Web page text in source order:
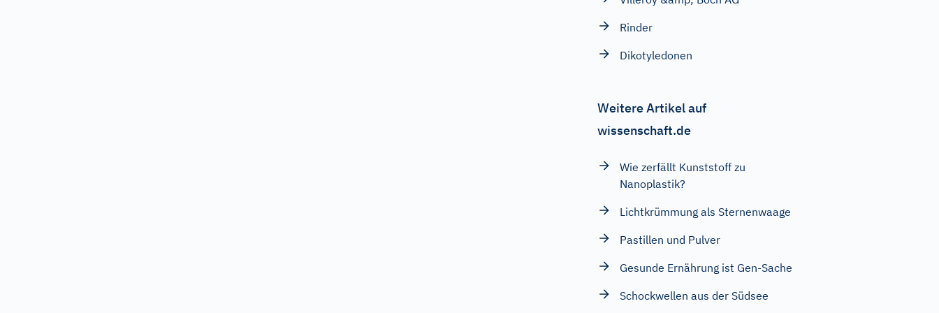
Rinder
Dikotyledonen
Weitere Artikel auf
wissenschaft.de
Wie zerfällt Kunststoff zu
Nanoplastik?
Lichtkrümmung als Sternenwaage
Pastillen und Pulver
Gesunde Ernährung ist Gen-Sache
Schockwellen aus der Südsee